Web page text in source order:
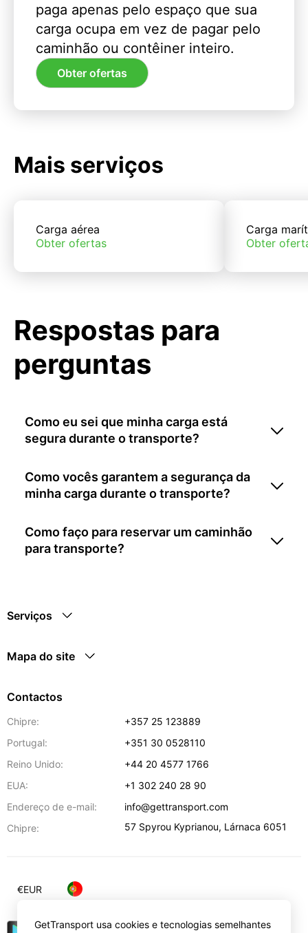
paga apenas pelo espaço que sua
carga ocupa em vez de pagar pelo
caminhão ou contêiner inteiro.
Obter ofertas
Mais serviços
Carga aérea
Obter ofertas
Carga
Obter
Respostas para
perguntas
Como eu sei que minha carga está
segura durante o transporte?
Como vocês garantem a segurança da
minha carga durante o transporte?
Como faço para reservar um caminhão
para transporte?
Serviços
Mapa do site
Contactos
Chipre:
+357 25 123889
Portugal:
+351 30 0528110
Reino Unido:
+44 20 4577 1766
EUA:
+1 302 240 28 90
Endereço de e-mail:
info@gettransport.com
Chipre:
57 Spyrou Kyprianou, Lárnaca 6051
€EUR
GetTransport usa cookies e tecnologias semelhantes